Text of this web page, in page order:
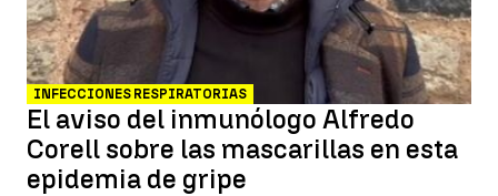
INFECCIONES RESPIRATORIAS
El aviso del inmunólogo Alfredo
Corell sobre las mascarillas en esta
epidemia de gripe